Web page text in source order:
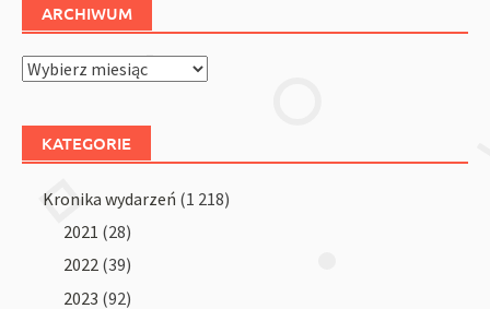
ARCHIWUM
Archiwum
KATEGORIE
Kronika wydarzeń (1 218)
2021 (28)
2022 (39)
2023 (92)